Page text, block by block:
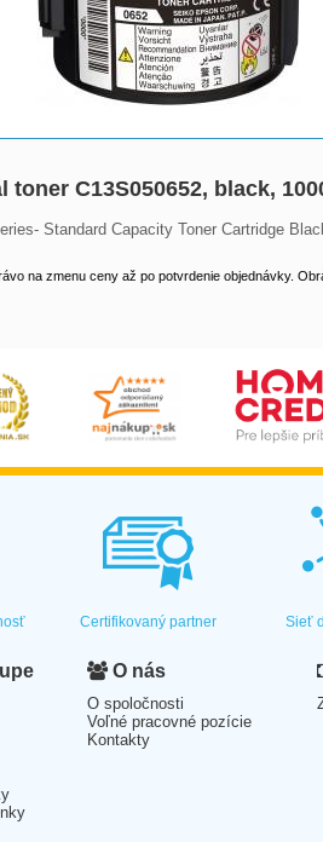
toner C13S050652, black,
Standard Capacity Toner Cartridge
na zmenu ceny až po potvrdenie objednávky.
Certifikovaný partner Sieť
O nás
O spoločnosti
Voľné pracovné pozície
Kontakty